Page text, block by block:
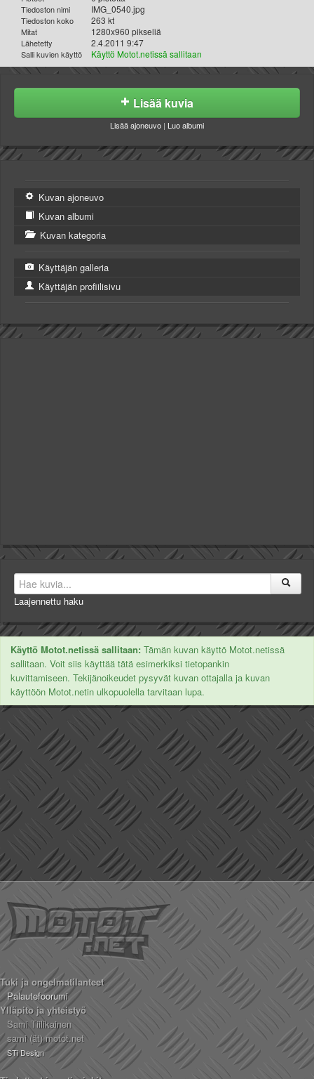
Mainostus
Palaute
Kevytversio
Tiedoston nimi IMG_0540.jpg
Tiedoston koko 263 kt
Mitat 1280x960 pikseliä
Lähetetty 2.4.2011 9:47
Salli kuvien käyttö Käyttö Motot.netissä sallitaan
Lisää kuvia
Lisää ajoneuvo | Luo albumi
Kuvan ajoneuvo
Kuvan albumi
Kuvan kategoria
Käyttäjän galleria
Käyttäjän profiilisivu
Laajennettu haku
Käyttö Motot.netissä sallitaan: Tämän kuvan käyttö Motot.netissä
sallitaan. Voit siis käyttää tätä esimerkiksi tietopankin
kuvittamiseen. Tekijänoikeudet pysyvät kuvan ottajalla ja kuvan
käyttöön Motot.netin ulkopuolella tarvitaan lupa.
Tuki ja ongelmatilanteet
Palautefoorumi
Ylläpito ja yhteistyö
Sami Tiilikainen
sami (ät) motot.net
STi Design